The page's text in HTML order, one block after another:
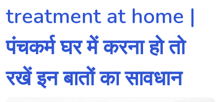
treatment at home |
पंचकर्म घर में करना हो तो
रखें इन बातों का सावधान